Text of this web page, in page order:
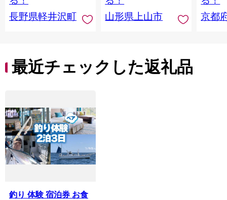
長野県軽井沢町
山形県上山市
京都
最近チェックした返礼品
釣り 体験 宿泊券 お食